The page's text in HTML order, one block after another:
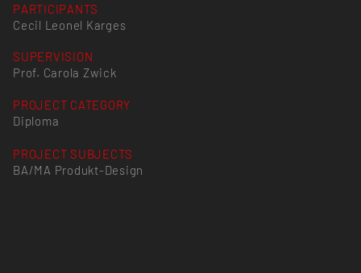
PARTICIPANTS
Cecil Leonel Karges
SUPERVISION
Prof. Carola Zwick
PROJECT CATEGORY
Diploma
PROJECT SUBJECTS
BA/MA Produkt-Design